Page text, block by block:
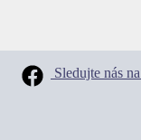
Sledujte nás